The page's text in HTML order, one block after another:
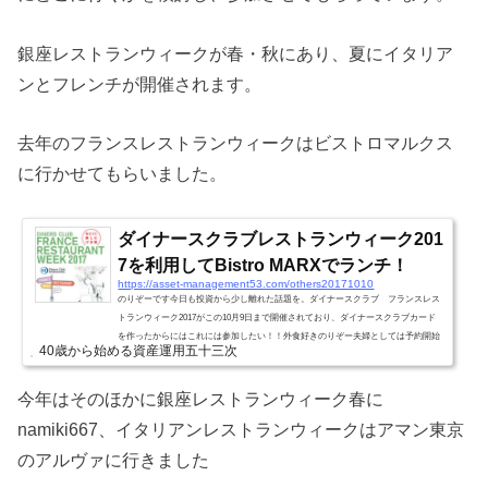
銀座レストランウィークが春・秋にあり、夏にイタリア
ンとフレンチが開催されます。
去年のフランスレストランウィークはビストロマルクス
に行かせてもらいました。
ダイナースクラブレストランウィーク201
7を利用してBistro MARXでランチ！
https://asset-management53.com/others20171010
のりぞーです今日も投資から少し離れた話題を。ダイナースクラブ フランスレス
トランウィーク2017がこの10月9日まで開催されており、ダイナースクラブカード
を作ったからにはこれには参加したい！！外食好きのりぞー夫婦としては予約開始
日である8月30日に即予約しまして、銀座にあるBistro MARX（ビストロマルクス）
に行って来ましたよ。姉妹店であるTHIERRY MARXは星こそ取っていないもの
の、パリの二つ星シェフであるティエリーマルクス氏が監修するレストラン。でも
ランチ12,000円、ディナー20,000円とそれなりのお値段。。。でも...
40歳から始める資産運用五十三次
今年はそのほかに銀座レストランウィーク春に
namiki667、イタリアンレストランウィークはアマン東京
のアルヴァに行きました